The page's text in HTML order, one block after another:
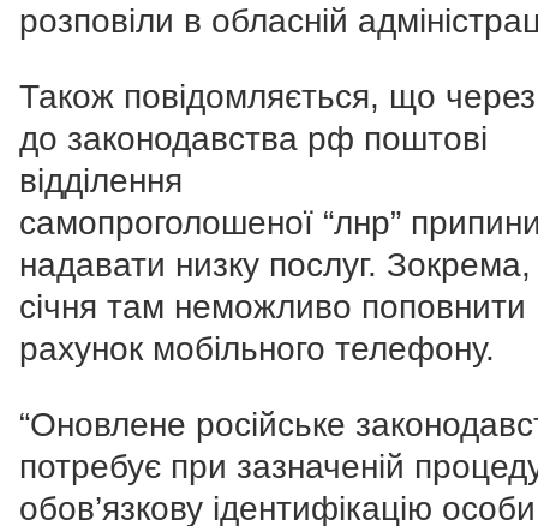
розповіли в обласній
Також повідомляється, що через
до законодавства рф поштові
відділення
самопроголошеної “лнр”
надавати низку послуг. Зокрема,
січня там неможливо поповнити
рахунок мобільного телефону.
“Оновлене російське
потребує при зазначеній
обов’язкову ідентифікацію